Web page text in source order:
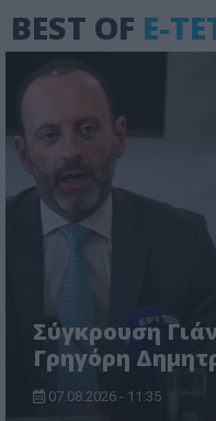
BEST OF E-
Σύγκρουση
Γρηγόρη
07.08.2026 - 11:35